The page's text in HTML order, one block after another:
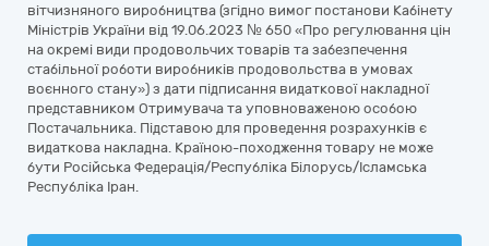
вітчизняного виробництва (згідно вимог постанови Кабінету
Міністрів України від 19.06.2023 № 650 «Про регулювання цін
на окремі види продовольчих товарів та забезпечення
стабільної роботи виробників продовольства в умовах
воєнного стану») з дати підписання видаткової накладної
представником Отримувача та уповноваженою особою
Постачальника. Підставою для проведення розрахунків є
видаткова накладна. Країною-походження товару не може
бути Російська Федерація/Республіка Білорусь/Ісламська
Республіка Іран.